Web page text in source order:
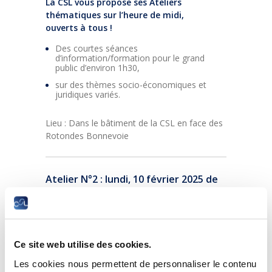
Ce site web utilise des cookies.
Les cookies nous permettent de personnaliser le contenu
thématiques sur l’heure de midi,
ouverts à tous !
Des courtes séances
d’information/formation pour le grand
public d’environ 1h30,
sur des thèmes socio-économiques et
juridiques variés.
Lieu : Dans le bâtiment de la CSL en face des
Rotondes Bonnevoie
Atelier N°2 : lundi, 10 février 2025 de
EnquêteQuality of Work Index 2024:
générales et focus sur la santé
mentale et la prévention des